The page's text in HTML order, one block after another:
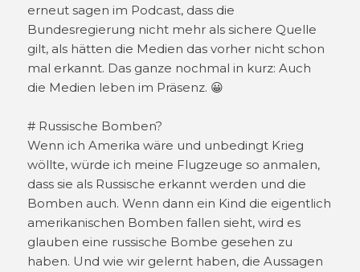
erneut sagen im Podcast, dass die
Bundesregierung nicht mehr als sichere Quelle
gilt, als hätten die Medien das vorher nicht schon
mal erkannt. Das ganze nochmal in kurz: Auch
die Medien leben im Präsenz. 😀
# Russische Bomben?
Wenn ich Amerika wäre und unbedingt Krieg
wöllte, würde ich meine Flugzeuge so anmalen,
dass sie als Russische erkannt werden und die
Bomben auch. Wenn dann ein Kind die eigentlich
amerikanischen Bomben fallen sieht, wird es
glauben eine russische Bombe gesehen zu
haben. Und wie wir gelernt haben, die Aussagen